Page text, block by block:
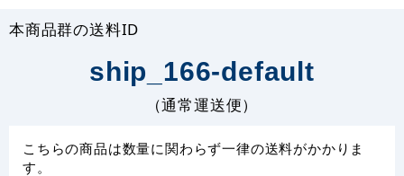
本商品群の送料ID
ship_166-default
（通常運送便）
こちらの商品は数量に関わらず一律の送料がかかりま
す。